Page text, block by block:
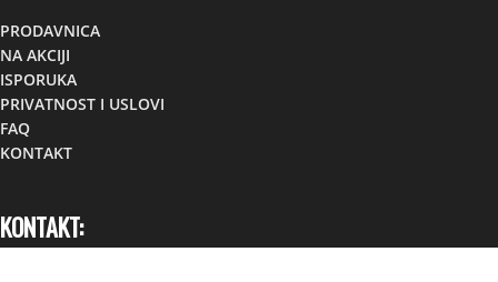
PRODAVNICA
NA AKCIJI
ISPORUKA
PRIVATNOST I USLOVI
FAQ
KONTAKT
KONTAKT: